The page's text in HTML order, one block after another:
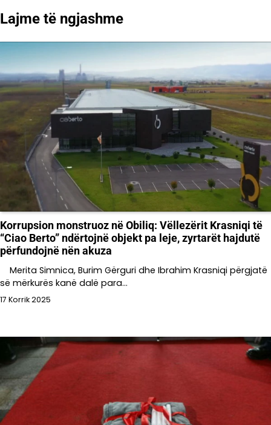
Lajme të ngjashme
Korrupsion monstruoz në Obiliq: Vëllezërit Krasniqi të
“Ciao Berto” ndërtojnë objekt pa leje, zyrtarët hajdutë
përfundojnë nën akuza
Merita Simnica, Burim Gërguri dhe Ibrahim Krasniqi përgjatë
së mërkurës kanë dalë para…
17 Korrik 2025